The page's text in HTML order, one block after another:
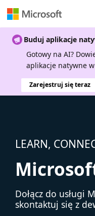
Buduj aplikacje
Gotowy na AI?
aplikacje natywne
Zarejestruj się teraz
LEARN,
Dołącz do usługi
skontaktuj się z